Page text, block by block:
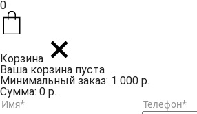
0
Корзина
Ваша корзина пуста
Минимальный заказ: 1 000 р.
Сумма: 0 р.